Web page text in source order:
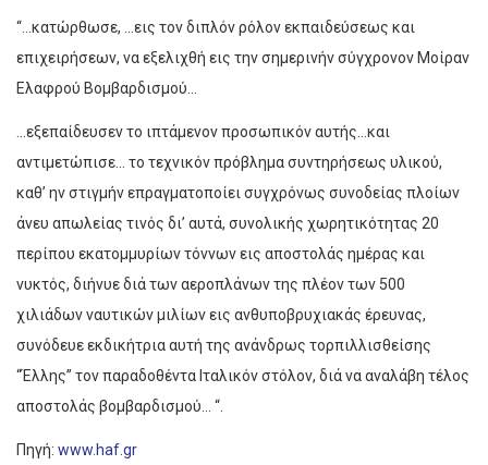
“…κατώρθωσε, …εις τον διπλόν ρόλον εκπαιδεύσεως και
επιχειρήσεων, να εξελιχθή εις την σημερινήν σύγχρονον Μοίραν
Ελαφρού Βομβαρδισμού…
…εξεπαίδευσεν το ιπτάμενον προσωπικόν αυτής…και
αντιμετώπισε… το τεχνικόν πρόβλημα συντηρήσεως υλικού,
καθ’ ην στιγμήν επραγματοποίει συγχρόνως συνοδείας πλοίων
άνευ απωλείας τινός δι’ αυτά, συνολικής χωρητικότητας 20
περίπου εκατομμυρίων τόννων εις αποστολάς ημέρας και
νυκτός, διήνυε διά των αεροπλάνων της πλέον των 500
χιλιάδων ναυτικών μιλίων εις ανθυποβρυχιακάς έρευνας,
συνόδευε εκδικήτρια αυτή της ανάνδρως τορπιλλισθείσης
“Έλλης” τον παραδοθέντα Ιταλικόν στόλον, διά να αναλάβη τέλος
αποστολάς βομβαρδισμού… “.
Πηγή: www.haf.gr